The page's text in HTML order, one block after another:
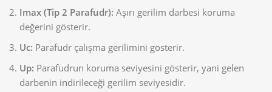
Imax (Tip 2 Parafudr): Aşırı gerilim darbesi koruma
değerini gösterir.
Uc: Parafudr çalışma gerilimini gösterir.
Up: Parafudrun koruma seviyesini gösterir, yani gelen
darbenin indirileceği gerilim seviyesidir.